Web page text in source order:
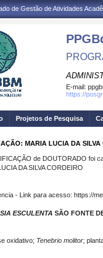
de Gestão de Atividades
E-mail:
https://
Projetos de Pesquisa
MARIA LUCIA DA SILVA
de DOUTORADO foi
DA SILVA CORDEIRO
- Link para acesso: https://
ESCULENTA SÃO FONTE
oxidativo; Tenebrio molitor;